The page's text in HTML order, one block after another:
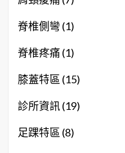
脊椎側彎 (1)
脊椎疼痛 (1)
膝蓋特區 (15)
診所資訊 (19)
足踝特區 (8)